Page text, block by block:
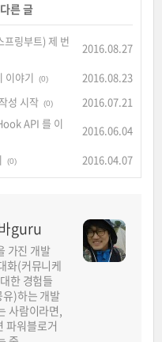
른 글
링부트) 제 번
2016.08.27
야기
(0)
2016.08.23
성 시작 (0)
2016.07.21
API 를 이
2016.06.04
(0) 2016.04.07
guru
가진 개발
화(커뮤니케
한 경험들
)하는 개발
사람이라면,
파워블로거